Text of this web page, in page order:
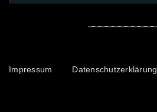
Impressum Datenschutzerklärung